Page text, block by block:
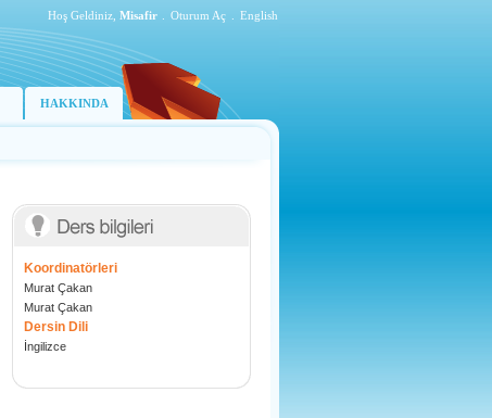
Hoş Geldiniz, Misafir Oturum Aç English
HAKKINDA
Koordinatörleri
Murat Çakan
Murat Çakan
Dersin Dili
İngilizce